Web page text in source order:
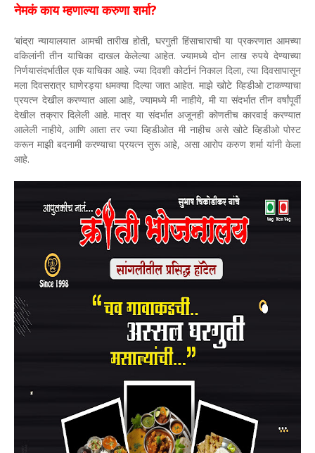
नेमकं काय म्हणाल्या करुणा शर्मा?
‘बांद्रा न्यायालयात आमची तारीख होती, घरगुती हिंसाचाराची या प्रकरणात आमच्या
वकिलांनी तीन याचिका दाखल केलेल्या आहेत. ज्यामध्ये दोन लाख रुपये देण्याच्या
निर्णयासंदर्भातील एक याचिका आहे. ज्या दिवशी कोर्टानं निकाल दिला, त्या दिवसापासून
मला दिवसरात्र घाणेरड्या धमक्या दिल्या जात आहेत. माझे खोटे व्हिडीओ टाकण्याचा
प्रयत्न देखील करण्यात आला आहे, ज्यामध्ये मी नाहीये, मी या संदर्भात तीन वर्षांपूर्वी
देखील तक्रार दिलेली आहे. मात्र या संदर्भात अजूनही कोणतीच कारवाई करण्यात
आलेली नाहीये, आणि आता तर ज्या व्हिडीओत मी नाहीच असे खोटे व्हिडीओ पोस्ट
करून माझी बदनामी करण्याचा प्रयत्न सुरू आहे, असा आरोप करुण शर्मा यांनी केला
आहे.